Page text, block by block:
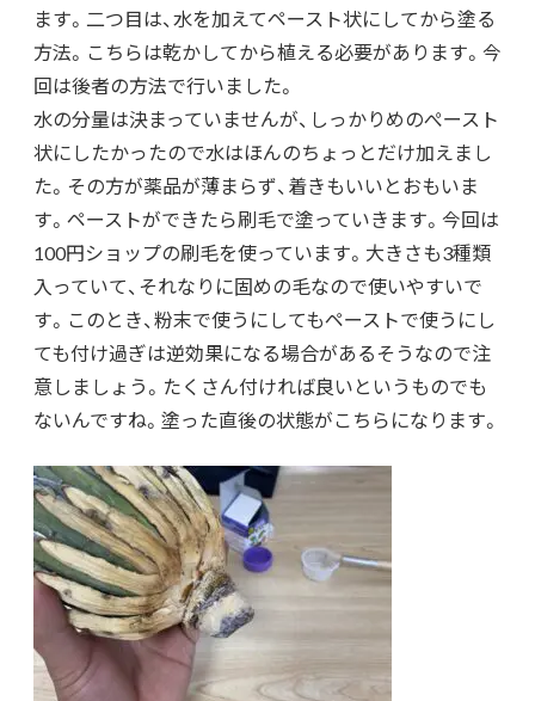
ます。二つ目は、水を加えてペースト状にしてから塗る
方法。こちらは乾かしてから植える必要があります。今
回は後者の方法で行いました。
水の分量は決まっていませんが、しっかりめのぺースト
状にしたかったので水はほんのちょっとだけ加えまし
た。その方が薬品が薄まらず、着きもいいとおもいま
す。ペーストができたら刷毛で塗っていきます。今回は
100円ショップの刷毛を使っています。大きさも3種類
入っていて、それなりに固めの毛なので使いやすいで
す。このとき、粉末で使うにしてもペーストで使うにし
ても付け過ぎは逆効果になる場合があるそうなので注
意しましょう。たくさん付ければ良いというものでも
ないんですね。塗った直後の状態がこちらになります。